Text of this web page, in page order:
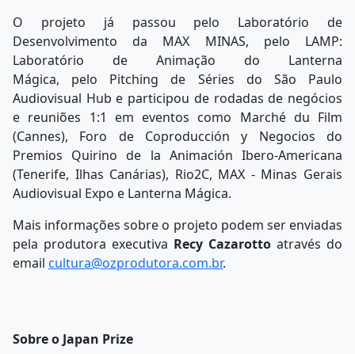
O projeto já passou pelo Laboratório de
Desenvolvimento da MAX MINAS, pelo LAMP:
Laboratório de Animação do Lanterna
Mágica, pelo Pitching de Séries do São Paulo
Audiovisual Hub e participou de rodadas de negócios
e reuniões 1:1 em eventos como Marché du Film
(Cannes), Foro de Coproducción y Negocios do
Premios Quirino de la Animación Ibero-Americana
(Tenerife, Ilhas Canárias), Rio2C, MAX - Minas Gerais
Audiovisual Expo e Lanterna Mágica.
Mais informações sobre o projeto podem ser enviadas
pela produtora executiva Recy Cazarotto através do
email cultura@ozprodutora.com.br.
Sobre o Japan Prize